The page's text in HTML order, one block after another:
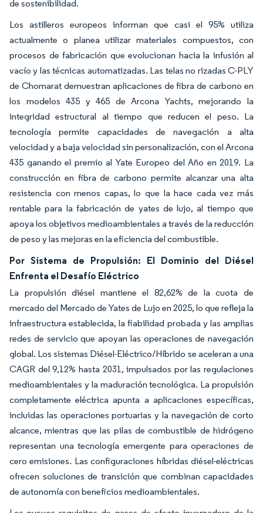
de sostenibilidad.
Los astilleros europeos informan que casi el 95% utiliza
actualmente o planea utilizar materiales compuestos, con
procesos de fabricación que evolucionan hacia la infusión al
vacío y las técnicas automatizadas. Las telas no rizadas C-PLY
de Chomarat demuestran aplicaciones de fibra de carbono en
los modelos 435 y 465 de Arcona Yachts, mejorando la
integridad estructural al tiempo que reducen el peso. La
tecnología permite capacidades de navegación a alta
velocidad y a baja velocidad sin personalización, con el Arcona
435 ganando el premio al Yate Europeo del Año en 2019. La
construcción en fibra de carbono permite alcanzar una alta
resistencia con menos capas, lo que la hace cada vez más
rentable para la fabricación de yates de lujo, al tiempo que
apoya los objetivos medioambientales a través de la reducción
de peso y las mejoras en la eficiencia del combustible.
Por Sistema de Propulsión: El Dominio del Diésel
Enfrenta el Desafío Eléctrico
La propulsión diésel mantiene el 82,62% de la cuota de
mercado del Mercado de Yates de Lujo en 2025, lo que refleja la
infraestructura establecida, la fiabilidad probada y las amplias
redes de servicio que apoyan las operaciones de navegación
global. Los sistemas Diésel-Eléctrico/Híbrido se aceleran a una
CAGR del 9,12% hasta 2031, impulsados por las regulaciones
medioambientales y la maduración tecnológica. La propulsión
completamente eléctrica apunta a aplicaciones específicas,
incluidas las operaciones portuarias y la navegación de corto
alcance, mientras que las pilas de combustible de hidrógeno
representan una tecnología emergente para operaciones de
cero emisiones. Las configuraciones híbridas diésel-eléctricas
ofrecen soluciones de transición que combinan capacidades
de autonomía con beneficios medioambientales.